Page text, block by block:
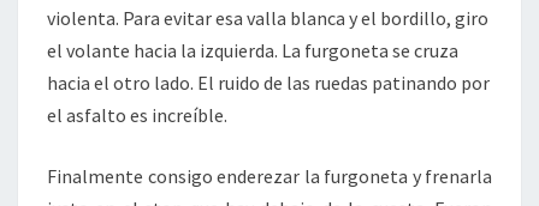
violenta. Para evitar esa valla blanca y el bordillo, giro
el volante hacia la izquierda. La furgoneta se cruza
hacia el otro lado. El ruido de las ruedas patinando por
el asfalto es increíble.
Finalmente consigo enderezar la furgoneta y frenarla